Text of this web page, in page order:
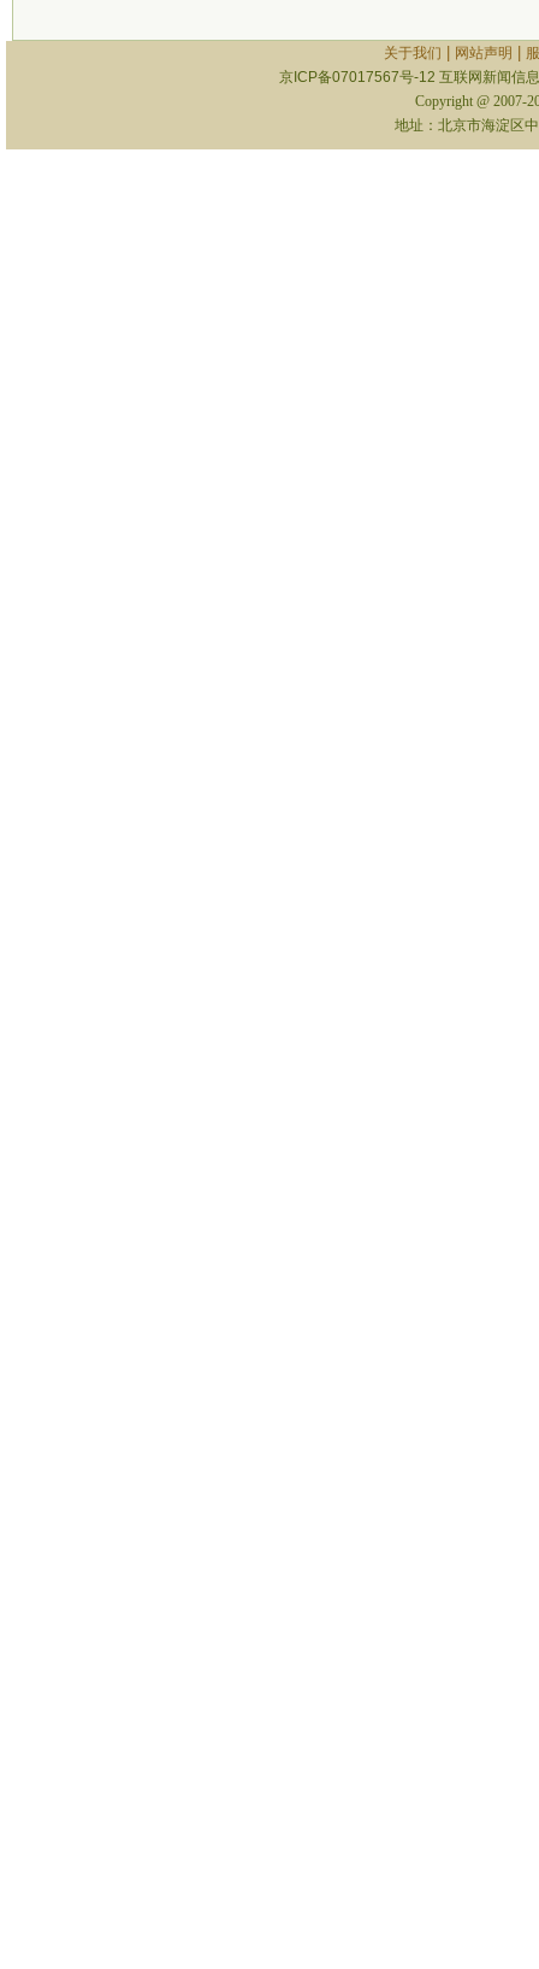
关于我们 网站声明
京ICP备07017567号-12 互联网新闻信
Copyright @ 2007-
地址：北京市海淀区